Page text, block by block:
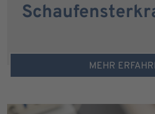
MEHR